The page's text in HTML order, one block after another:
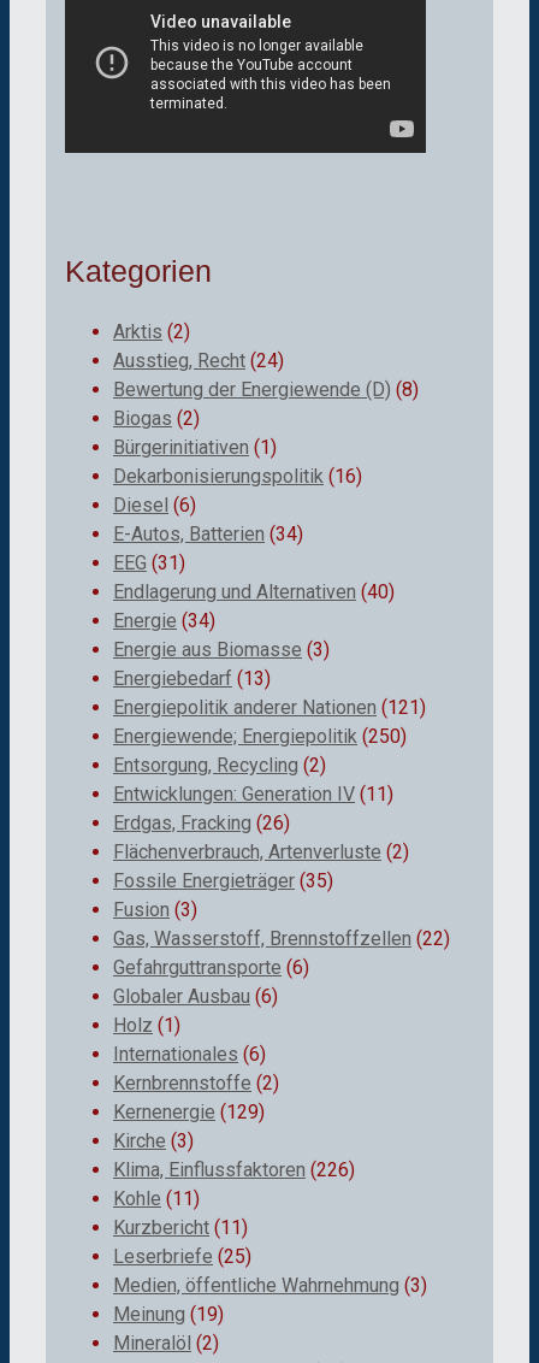
Kategorien
Arktis (2)
Ausstieg, Recht (24)
Bewertung der Energiewende (D) (8)
Biogas (2)
Bürgerinitiativen (1)
Dekarbonisierungspolitik (16)
Diesel (6)
E-Autos, Batterien (34)
EEG (31)
Endlagerung und Alternativen (40)
Energie (34)
Energie aus Biomasse (3)
Energiebedarf (13)
Energiepolitik anderer Nationen (121)
Energiewende; Energiepolitik (250)
Entsorgung, Recycling (2)
Entwicklungen: Generation IV (11)
Erdgas, Fracking (26)
Flächenverbrauch, Artenverluste (2)
Fossile Energieträger (35)
Fusion (3)
Gas, Wasserstoff, Brennstoffzellen (22)
Gefahrguttransporte (6)
Globaler Ausbau (6)
Holz (1)
Internationales (6)
Kernbrennstoffe (2)
Kernenergie (129)
Kirche (3)
Klima, Einflussfaktoren (226)
Kohle (11)
Kurzbericht (11)
Leserbriefe (25)
Medien, öffentliche Wahrnehmung (3)
Meinung (19)
Mineralöl (2)